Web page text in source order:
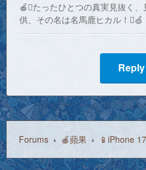
🍎たったひとつの真実見抜く
供、その名は名馬鹿ヒカル！🍏
Reply
Forums › 🍎蘋果 › 📱iPhone